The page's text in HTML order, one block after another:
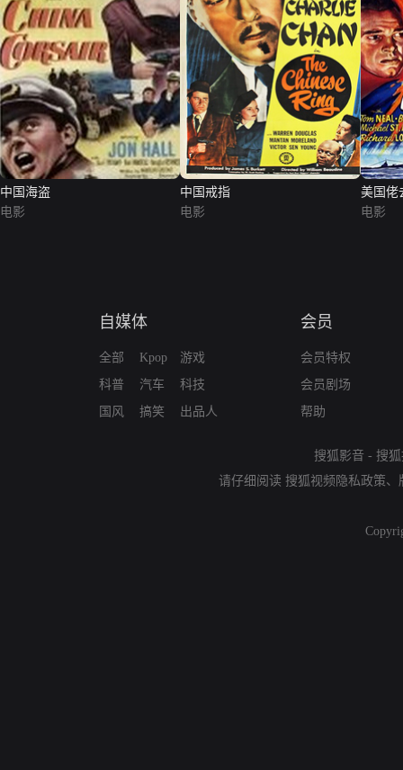
中国海盗
电影
中国戒指
电影
美国佬
电影
自媒体
全部
科普
国风
Kpop
汽车
搞笑
游戏
科技
出品人
会员
会员特权
会员剧场
帮助
搜狐影音 - 搜
请仔细阅读 搜狐视频隐私政策、